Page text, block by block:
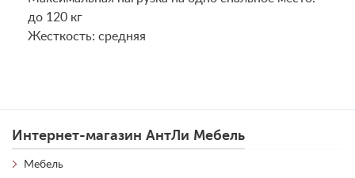
до 120 кг
Жесткость: средняя
Интернет-магазин АнтЛи Мебель
Мебель